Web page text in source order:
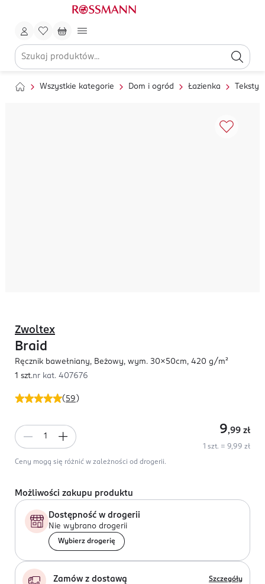
Wszystkie kategorie Dom i ogród Łazienka
( 59 )
Zwoltex
Braid
Ręcznik bawełniany, Beżowy, wym. 30x50cm, 420 g/m²
1 szt.nr kat. 407676
9,99 zł
1 szt. = 9,99 zł
Ceny mogą się różnić w zależności od drogerii.
Możliwości zakupu produktu
Dostępność w drogerii
Nie wybrano drogerii
Wybierz drogerię
Zamów z dostawą Szczegóły